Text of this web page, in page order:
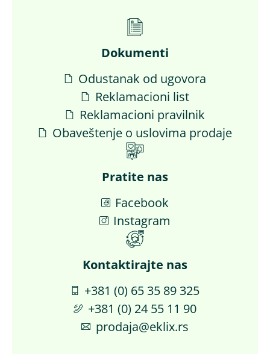
Dokumenti
Odustanak od ugovora
Reklamacioni list
Reklamacioni pravilnik
Obaveštenje o uslovima prodaje
Pratite nas
Facebook
Instagram
Kontaktirajte nas​
+381 (0) 65 35 89 325
+381 (0) 24 55 11 90
prodaja@eklix.rs